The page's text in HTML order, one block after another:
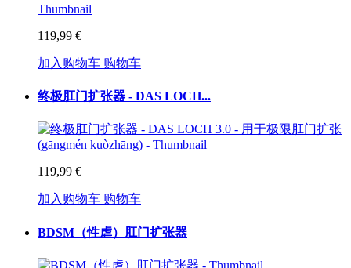
119,99 €
加入购物车 购物车
终极肛门扩张器 - DAS LOCH...
119,99 €
加入购物车 购物车
BDSM（性虐）肛门扩张器